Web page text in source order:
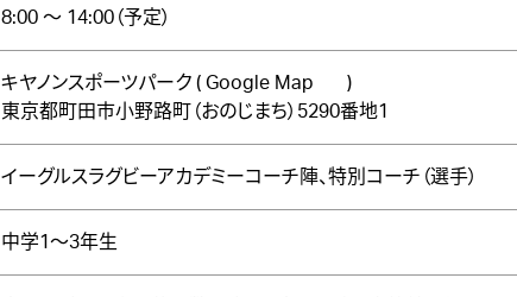
8:00 ～ 14:00（予定）
キヤノンスポーツパーク ( Google Map
)
東京都町田市小野路町（おのじまち）5290番地1
イーグルスラグビーアカデミーコーチ陣、特別コーチ（選手）
中学1～3年生